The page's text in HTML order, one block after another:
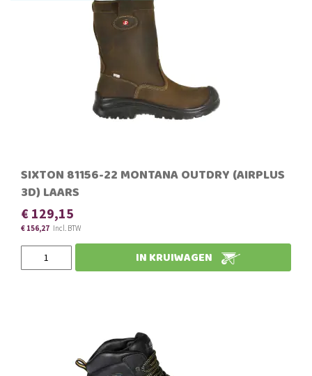
SIXTON 81156-22 MONTANA OUTDRY (AIRPLUS
3D) LAARS
€ 156,27
€ 129,15
IN KRUIWAGEN